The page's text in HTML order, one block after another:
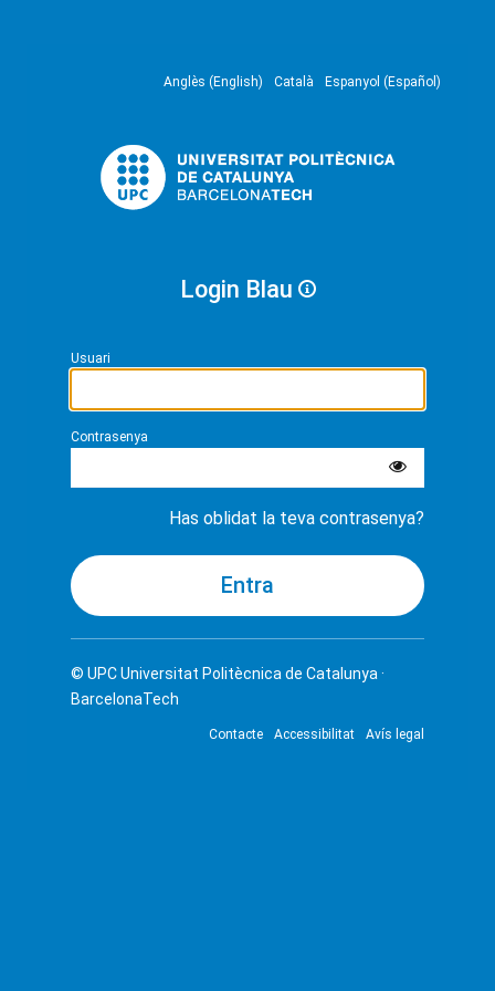
Anglès (English) Català Espanyol (Español)
Login Blau
Usuari
Contrasenya
Has oblidat la teva contrasenya?
© UPCUniversitat Politècnica de Catalunya ·
BarcelonaTech
Contacte Accessibilitat Avís legal